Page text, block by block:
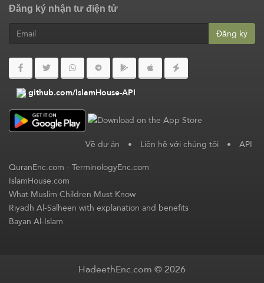
Đăng ký nhận tư điện tử
Đăng ký
github.com/IslamHouse-API
Về dự án • Liên hệ với chúng tôi • API
QuranEnc.com-TerminologyEnc.com
IslamHouse.com
What Muslim Children Must Know
Riyadh Al-Salheen with explanation and benefits
Bayan Al-Islam
HadeethEnc.com © 2026